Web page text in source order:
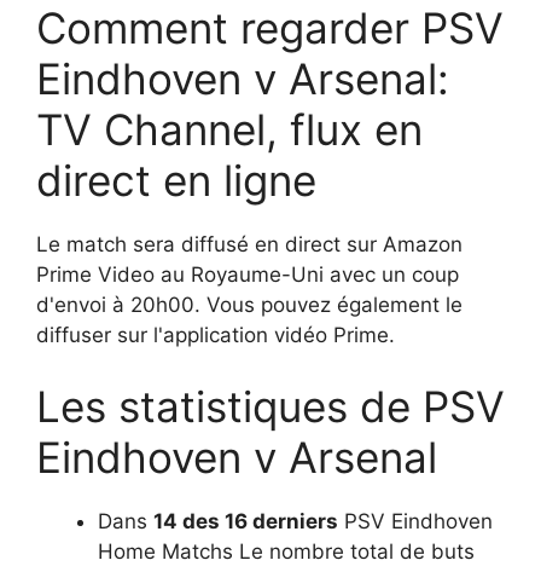
Comment regarder PSV
Eindhoven v Arsenal:
TV Channel, flux en
direct en ligne
Le match sera diffusé en direct sur Amazon
Prime Video au Royaume-Uni avec un coup
d'envoi à 20h00. Vous pouvez également le
diffuser sur l'application vidéo Prime.
Les statistiques de PSV
Eindhoven v Arsenal
Dans 14 des 16 derniers PSV Eindhoven
Home Matchs Le nombre total de buts